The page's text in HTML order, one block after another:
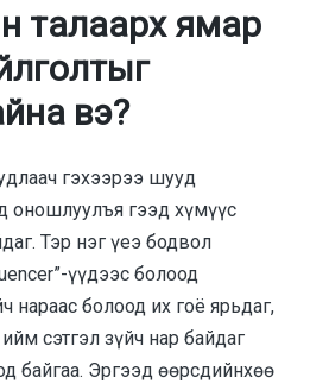
талаарх ямар
вэ?
гэхээрээ шууд
оношлуулъя гээд хүмүүс
Тэр нэг үеэ бодвол
үүдээс болоод
нараас болоод их гоё ярьдаг,
сэтгэл зүйч нар байдаг
байгаа. Эргээд өөрсдийнхөө